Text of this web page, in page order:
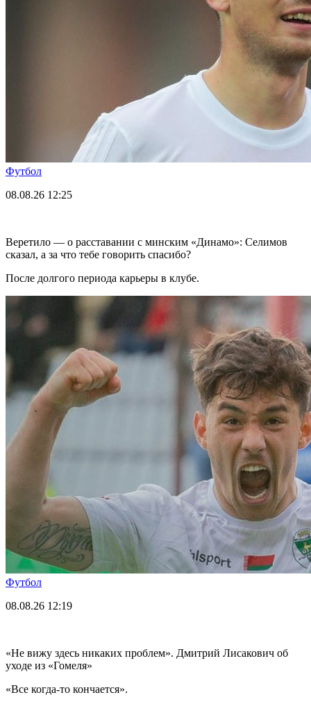
Футбол
08.08.26 12:25
Веретило — о расставании с минским «Динамо»: Селимов
сказал, а за что тебе говорить спасибо?
После долгого периода карьеры в клубе.
Футбол
08.08.26 12:19
«Не вижу здесь никаких проблем». Дмитрий Лисакович об
уходе из «Гомеля»
«Все когда-то кончается».